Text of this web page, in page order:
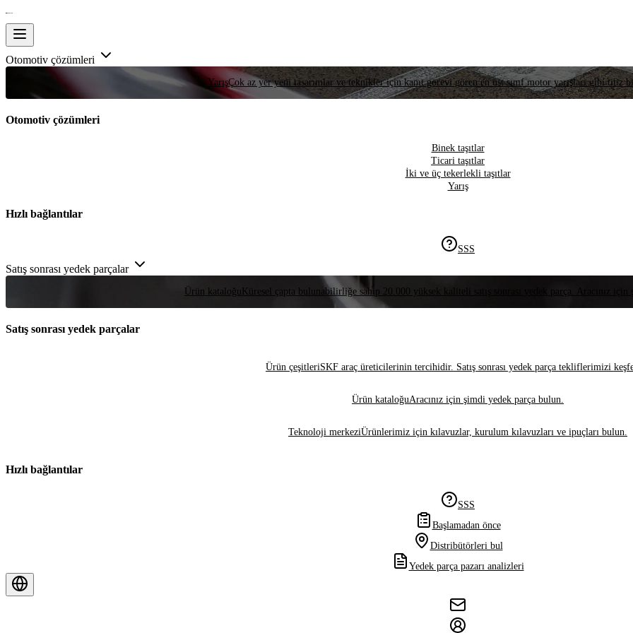
Otomotiv çözümleri
YarışÇok az yer yeni tasarımlar ve teknikler için kanıt görevi gören en üst sınıf motor yarışları gibi titiz
Otomotiv çözümleri
Binek taşıtlar
Ticari taşıtlar
İki ve üç tekerlekli taşıtlar
Yarış
Hızlı bağlantılar
SSS
Satış sonrası yedek parçalar
Ürün kataloğu Küresel çapta bulunabilirliğe sahip 20.000 yüksek kaliteli satış sonrası yedek parça. Aracınız
Satış sonrası yedek parçalar
Ürün çeşitleriSKF araç üreticilerinin tercihidir. Satış sonrası yedek parça tekliflerimizi
Ürün kataloğuAracınız için şimdi yedek parça bulun.
Teknoloji merkeziÜrünlerimiz için kılavuzlar, kurulum kılavuzları ve ipuçları bulun.
Hızlı bağlantılar
SSS
Başlamadan önce
Distribütörleri bul
Yedek parça pazarı analizleri